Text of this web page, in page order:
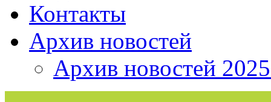
Контакты
Архив новостей
Архив новостей